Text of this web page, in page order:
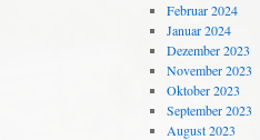
Februar 2024
Januar 2024
Dezember 2023
November 2023
Oktober 2023
September 2023
August 2023